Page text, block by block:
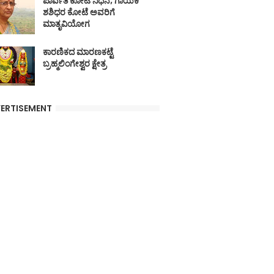
ಶಶಿಧರ ಕೋಟೆ ಅವರಿಗೆ
ಮಾತೃವಿಯೋಗ
ಕಾರಣಿಕದ ಮಾರಣಕಟ್ಟೆ
ಬ್ರಹ್ಮಲಿಂಗೇಶ್ವರ ಕ್ಷೇತ್ರ